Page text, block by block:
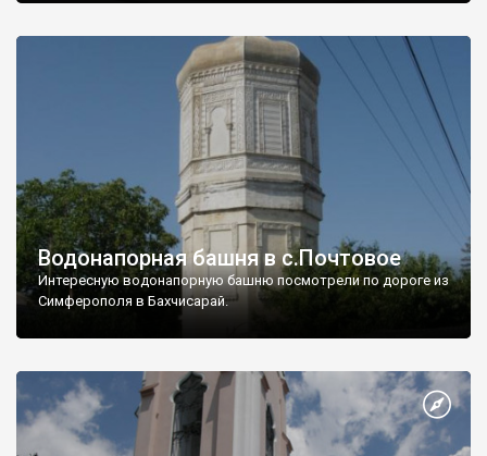
Водонапорная башня в с.Почтовое
Интересную водонапорную башню посмотрели по дороге из
Симферополя в Бахчисарай.